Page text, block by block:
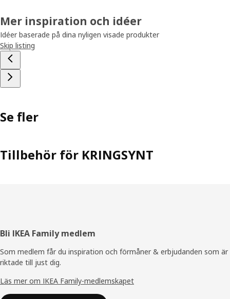
Mer inspiration och idéer
Idéer baserade på dina nyligen visade produkter
Skip listing
Se fler
Tillbehör för KRINGSYNT
Sidfot
Bli IKEA Family medlem
Som medlem får du inspiration och förmåner & erbjudanden som är
riktade till just dig.
Läs mer om IKEA Family-medlemskapet